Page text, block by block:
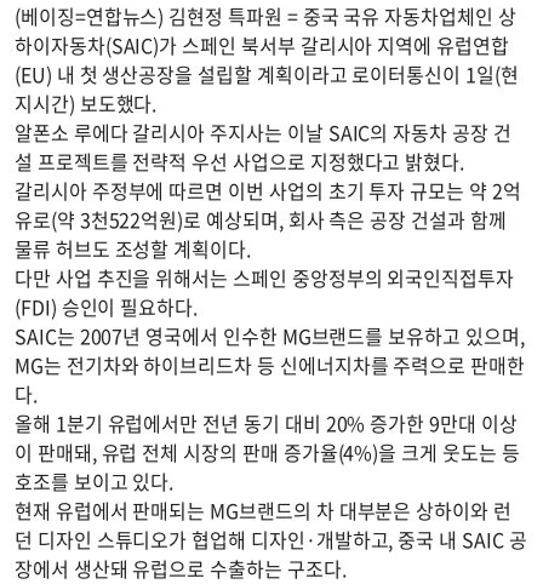
(베이징=연합뉴스) 김현정 특파원 = 중국 국유 자동차업체인 상
하이자동차(SAIC)가 스페인 북서부 갈리시아 지역에 유럽연합
(EU) 내 첫 생산공장을 설립할 계획이라고 로이터통신이 1일(현
지시간) 보도했다.
알폰소 루에다 갈리시아 주지사는 이날 SAIC의 자동차 공장 건
설 프로젝트를 전략적 우선 사업으로 지정했다고 밝혔다.
갈리시아 주정부에 따르면 이번 사업의 초기 투자 규모는 약 2억
유로(약 3천522억원)로 예상되며, 회사 측은 공장 건설과 함께
물류 허브도 조성할 계획이다.
다만 사업 추진을 위해서는 스페인 중앙정부의 외국인직접투자
(FDI) 승인이 필요하다.
SAIC는 2007년 영국에서 인수한 MG브랜드를 보유하고 있으며,
MG는 전기차와 하이브리드차 등 신에너지차를 주력으로 판매한
다.
올해 1분기 유럽에서만 전년 동기 대비 20% 증가한 9만대 이상
이 판매돼, 유럽 전체 시장의 판매 증가율(4%)을 크게 웃도는 등
호조를 보이고 있다.
현재 유럽에서 판매되는 MG브랜드의 차 대부분은 상하이와 런
던 디자인 스튜디오가 협업해 디자인·개발하고, 중국 내 SAIC 공
장에서 생산돼 유럽으로 수출하는 구조다.